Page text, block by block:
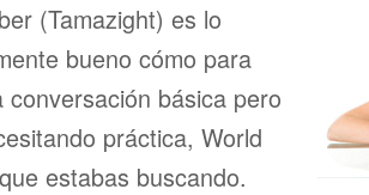
(Tamazight) es lo
bueno cómo para
conversación básica pero
práctica, World
estabas buscando.